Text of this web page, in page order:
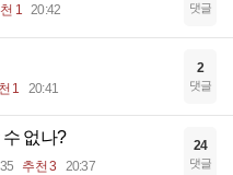
1 20:42 댓글
1 20:41
2
댓글
없나?
추천 3 20:37
24
댓글